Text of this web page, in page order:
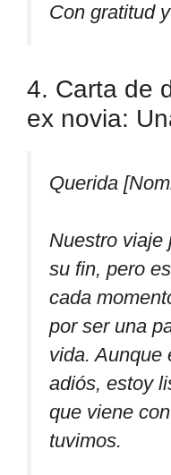
Con gratitud
4. Carta de
ex novia:
Querida
Nuestro viaje
su fin, pero
cada
por ser una
vida. Aunque
adiós, estoy
que viene
tuvimos.